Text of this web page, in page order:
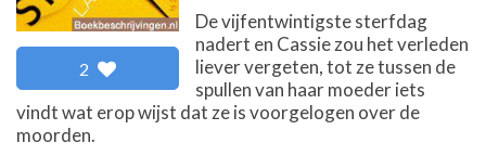
2
De vijfentwintigste sterfdag
nadert en Cassie zou het verleden
liever vergeten, tot ze tussen de
spullen van haar moeder iets
vindt wat erop wijst dat ze is voorgelogen over de
moorden.